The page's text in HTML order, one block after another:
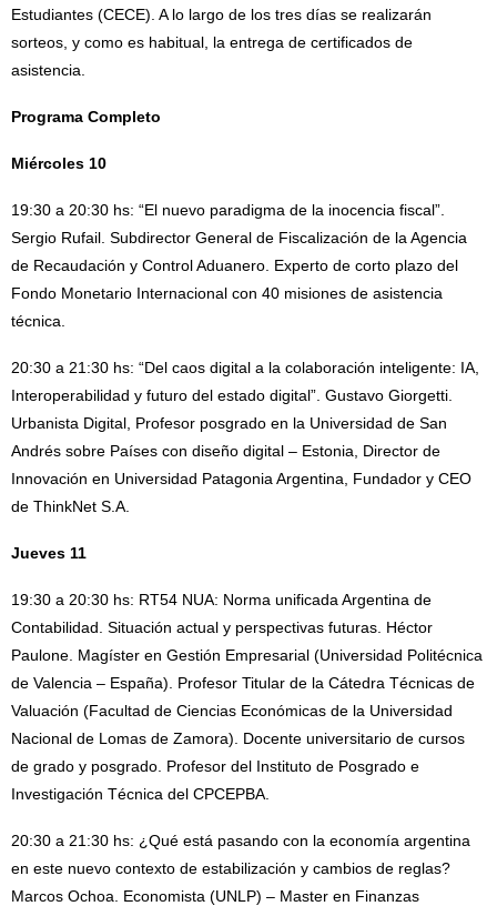
Estudiantes (CECE). A lo largo de los tres días se realizarán
sorteos, y como es habitual, la entrega de certificados de
asistencia.
Programa Completo
Miércoles 10
19:30 a 20:30 hs: “El nuevo paradigma de la inocencia fiscal”.
Sergio Rufail. Subdirector General de Fiscalización de la Agencia
de Recaudación y Control Aduanero. Experto de corto plazo del
Fondo Monetario Internacional con 40 misiones de asistencia
técnica.
20:30 a 21:30 hs: “Del caos digital a la colaboración inteligente: IA,
Interoperabilidad y futuro del estado digital”. Gustavo Giorgetti.
Urbanista Digital, Profesor posgrado en la Universidad de San
Andrés sobre Países con diseño digital – Estonia, Director de
Innovación en Universidad Patagonia Argentina, Fundador y CEO
de ThinkNet S.A.
Jueves 11
19:30 a 20:30 hs: RT54 NUA: Norma unificada Argentina de
Contabilidad. Situación actual y perspectivas futuras. Héctor
Paulone. Magíster en Gestión Empresarial (Universidad Politécnica
de Valencia – España). Profesor Titular de la Cátedra Técnicas de
Valuación (Facultad de Ciencias Económicas de la Universidad
Nacional de Lomas de Zamora). Docente universitario de cursos
de grado y posgrado. Profesor del Instituto de Posgrado e
Investigación Técnica del CPCEPBA.
20:30 a 21:30 hs: ¿Qué está pasando con la economía argentina
en este nuevo contexto de estabilización y cambios de reglas?
Marcos Ochoa. Economista (UNLP) – Master en Finanzas